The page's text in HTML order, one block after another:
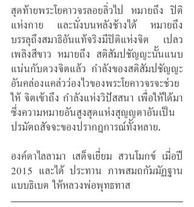
สุดท้ายพระโยคาวจรลอยลิ่วไป หมายถึง ปิติ
แห่งกาย และนั่งบนหลังช้างได้ หมายถึง
บรรลุถึงสมาธิอันแท้จริงมีปิติแห่งจิต เปลว
เพลิงสีขาว หมายถึง สติสัมปชัญญะนั้นแนบ
แน่นกับดวงจิตแล้ว กำลังของสติสัมปชัญญะ
อันคล่องแคล่วว่องไวของพระโยคาวจรจะช่วย
ให้ จิตเข้าถึง กำลังแห่งวิปัสสนา เพื่อให้ได้มา
ซึ่งความหมายอันสูงสุดแห่งสุญญตาอันเป็น
ปรมัตถสัจจะของปรากฎการณ์ทั้งหลาย.
องค์ดาไลลามา เสด็จเยี่ยม สวนโมกข์ เมี่อปี
2015 และได้ ประทาน ภาพสมถกัมมัฏฐาน
แบบธิเบต ให้หลวงพ่อพุทธทาส